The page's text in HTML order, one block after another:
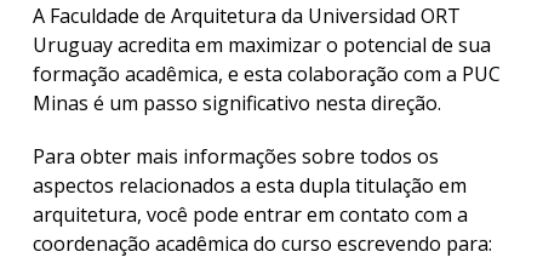
A Faculdade de Arquitetura da Universidad ORT
Uruguay acredita em maximizar o potencial de sua
formação acadêmica, e esta colaboração com a PUC
Minas é um passo significativo nesta direção.
Para obter mais informações sobre todos os
aspectos relacionados a esta dupla titulação em
arquitetura, você pode entrar em contato com a
coordenação acadêmica do curso escrevendo para: